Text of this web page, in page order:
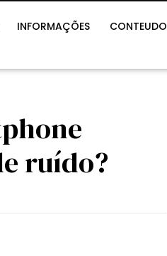
INFORMAÇÕES CONTEUDO
ruído?